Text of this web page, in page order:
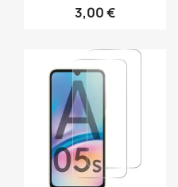
3,00 €